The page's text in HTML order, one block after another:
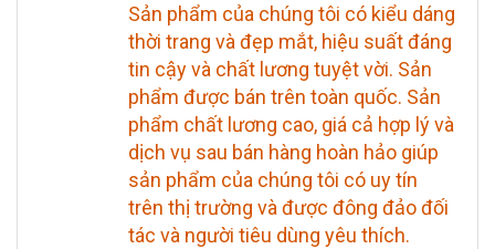
Sản phẩm của chúng tôi có kiểu dáng
thời trang và đẹp mắt, hiệu suất đáng
tin cậy và chất lương tuyệt vời. Sản
phẩm được bán trên toàn quốc. Sản
phẩm chất lương cao, giá cả hợp lý và
dịch vụ sau bán hàng hoàn hảo giúp
sản phẩm của chúng tôi có uy tín
trên thị trường và được đông đảo đối
tác và người tiêu dùng yêu thích.